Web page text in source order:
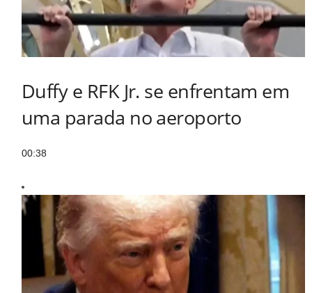
Duffy e RFK Jr. se enfrentam em
uma parada no aeroporto
00:38